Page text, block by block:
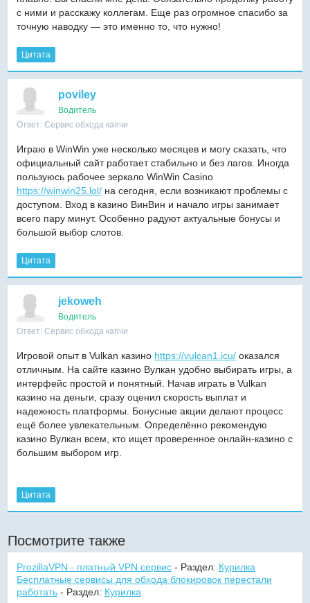
с ними и расскажу коллегам. Еще раз огромное спасибо за
точную наводку — это именно то, что нужно!
Цитата
poviley
Водитель
Ответ: Сервис обхода капчи
Играю в WinWin уже несколько месяцев и могу сказать, что
официальный сайт работает стабильно и без лагов. Иногда
пользуюсь рабочее зеркало WinWin Casino
https://winwin25.lol/на сегодня, если возникают проблемы с
доступом. Вход в казино ВинВин и начало игры занимает
всего пару минут. Особенно радуют актуальные бонусы и
большой выбор слотов.
Цитата
jekoweh
Водитель
Ответ: Сервис обхода капчи
Игровой опыт в Vulkan казино https://vulcan1.icu/оказался
отличным. На сайте казино Вулкан удобно выбирать игры, а
интерфейс простой и понятный. Начав играть в Vulkan
казино на деньги, сразу оценил скорость выплат и
надежность платформы. Бонусные акции делают процесс
ещё более увлекательным. Определённо рекомендую
казино Вулкан всем, кто ищет проверенное онлайн-казино с
большим выбором игр.
Цитата
Посмотрите также
ProzillaVPN - платный VPN сервис- Раздел: Курилка
Бесплатные сервисы для обхода блокировок перестали
работать- Раздел: Курилка